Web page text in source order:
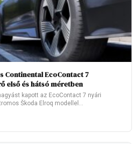
Continental EcoContact 7
első és hátsó méretben
kapott az EcoContact 7 nyári
Škoda Elroq modellel…